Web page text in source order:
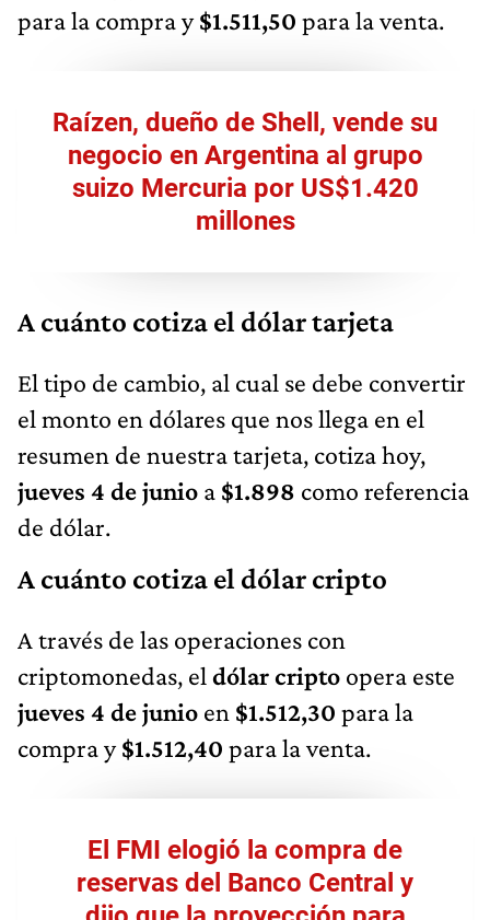
para la compra y$1.511,50 para la venta.
Raízen, dueño de Shell, vende su
negocio en Argentina al grupo
suizo Mercuria por US$1.420
millones
A cuánto cotiza el dólar tarjeta
El tipo de cambio, al cual se debe convertir
el monto en dólares que nos llega en el
resumen de nuestra tarjeta, cotiza hoy,
jueves 4 de junio a $1.898 como referencia
de dólar.
A cuánto cotiza el dólar cripto
A través de las operaciones con
criptomonedas, el dólar cripto opera este
jueves 4 de junio en $1.512,30 para la
compra y$1.512,40 para la venta.
El FMI elogió la compra de
reservas del Banco Central y